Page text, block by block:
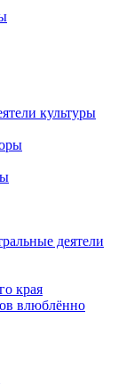
культуры
деятели
края
влюблённо